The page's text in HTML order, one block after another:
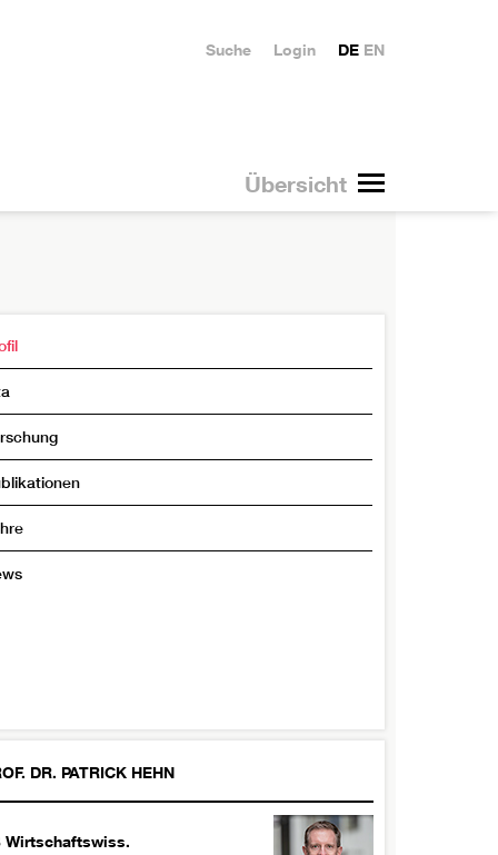
Übersicht
DE EN
Login
Suche
DR. PATRICK HEHN
Wirtschaftswiss.